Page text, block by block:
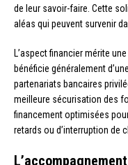
de leur savoir-faire. Cette
aléas qui peuvent survenir
L’aspect financier mérite
bénéficie généralement d’une
partenariats bancaires
meilleure sécurisation des
financement optimisées
retards ou d’interruption de